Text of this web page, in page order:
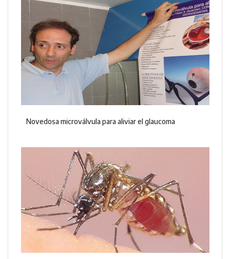
Novedosa microválvula para aliviar el glaucoma